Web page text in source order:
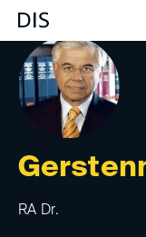
RA Dr.